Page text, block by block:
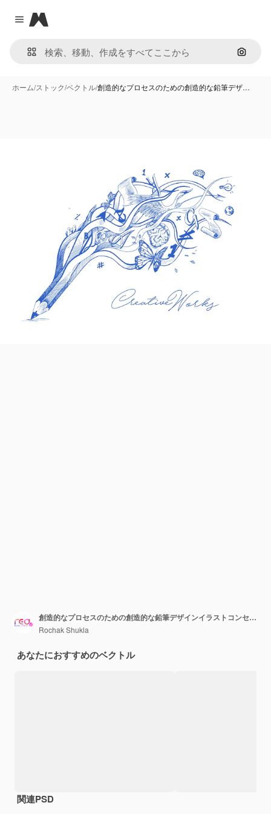
Close menu
Magnific
画像で
ホーム/ストック/ベクトル/創造的なプロセスのための創造的な鉛筆デザ…
創造的なプロセスのための創造的な鉛筆デザインイラストコンセプト
Rochak Shukla
あなたにおすすめのベクトル
関連PSD